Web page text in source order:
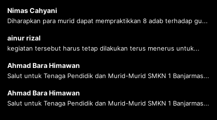
Nimas Cahyani
Diharapkan para murid dapat mempraktikkan 8 adab terhadap gu...
ainur rizal
kegiatan tersebut harus tetap dilakukan terus menerus untuk...
Ahmad Bara Himawan
Salut untuk Tenaga Pendidik dan Murid-Murid SMKN 1 Banjarmas...
Ahmad Bara Himawan
Salut untuk Tenaga Pendidik dan Murid-Murid SMKN 1 Banjarmas...